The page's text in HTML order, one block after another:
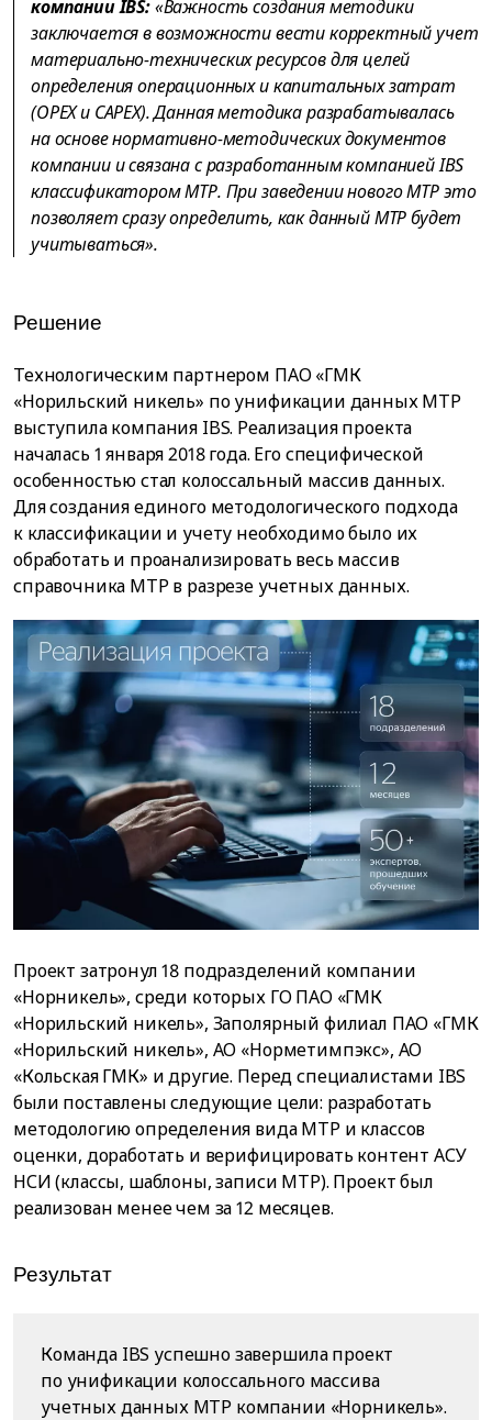
компании IBS:«Важность создания методики
заключается в возможности вести корректный учет
материально-технических ресурсов для целей
определения операционных и капитальных затрат
(OPEX и CAPEX). Данная методика разрабатывалась
на основе нормативно-методических документов
компании и связана с разработанным компанией IBS
классификатором МТР. При заведении нового МТР это
позволяет сразу определить, как данный МТР будет
учитываться».
Решение
Технологическим партнером ПАО «ГМК
«Норильский никель» по унификации данных МТР
выступила компания IBS. Реализация проекта
началась 1 января 2018 года. Его специфической
особенностью стал колоссальный массив данных.
Для создания единого методологического подхода
к классификации и учету необходимо было их
обработать и проанализировать весь массив
справочника МТР в разрезе учетных данных.
Проект затронул 18 подразделений компании
«Норникель», среди которых ГО ПАО «ГМК
«Норильский никель», Заполярный филиал ПАО «ГМК
«Норильский никель», АО «Норметимпэкс», АО
«Кольская ГМК» и другие. Перед специалистами IBS
были поставлены следующие цели: разработать
методологию определения вида МТР и классов
оценки, доработать и верифицировать контент АСУ
НСИ (классы, шаблоны, записи МТР). Проект был
реализован менее чем за 12 месяцев.
Результат
Команда IBS успешно завершила проект
по унификации колоссального массива
учетных данных МТР компании «Норникель».